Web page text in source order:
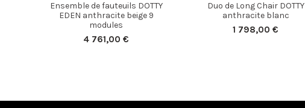
Ensemble de fauteuils DOTTY
EDEN anthracite beige 9
modules
4 761,00 €
Duo de Long Chair DOTTY
anthracite blanc
1 798,00 €